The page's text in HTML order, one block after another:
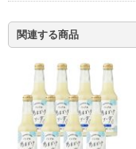
関連する商品